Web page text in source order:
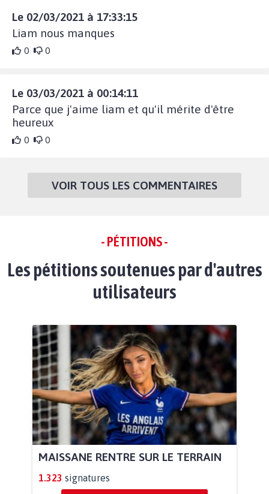
Le 02/03/2021 à 17:33:15
Liam nous manques
0 0
Le 03/03/2021 à 00:14:11
Parce que j'aime liam et qu'il mérite d'être
heureux
0 0
VOIR TOUS LES COMMENTAIRES
- PÉTITIONS -
Les pétitions soutenues par d'autres
utilisateurs
MAISSANE RENTRE SUR LE TERRAIN
1.323 signatures